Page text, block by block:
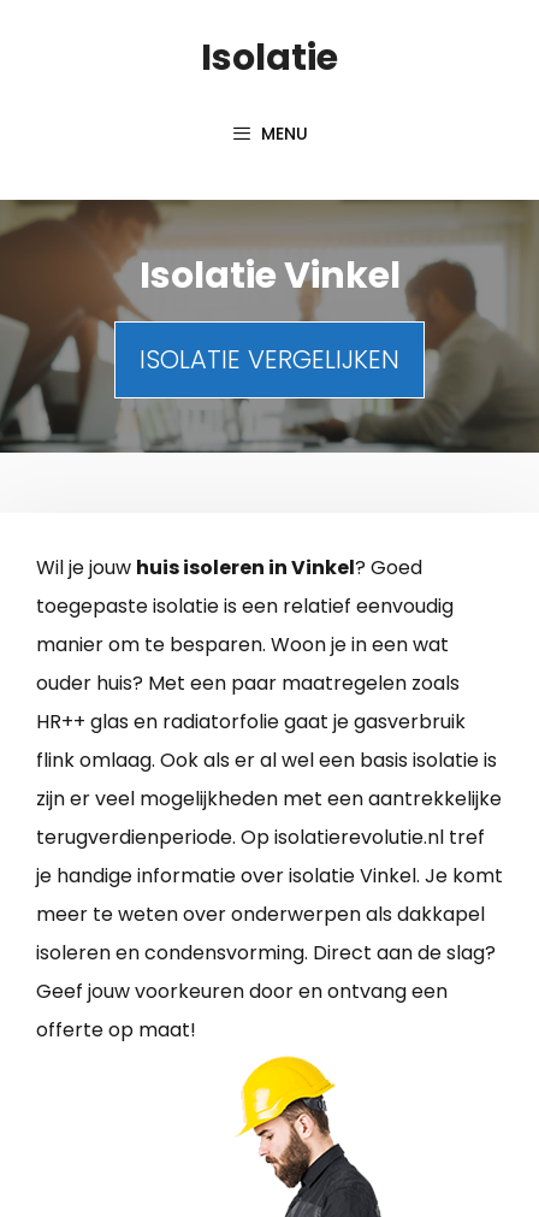
Isolatie
MENU
Isolatie Vinkel
ISOLATIE VERGELIJKEN
Wil je jouw huis isoleren in Vinkel? Goed
toegepaste isolatie is een relatief eenvoudig
manier om te besparen. Woon je in een wat
ouder huis? Met een paar maatregelen zoals
HR++ glas en radiatorfolie gaat je gasverbruik
flink omlaag. Ook als er al wel een basis isolatie is
zijn er veel mogelijkheden met een aantrekkelijke
terugverdienperiode. Op isolatierevolutie.nl tref
je handige informatie over isolatie Vinkel. Je komt
meer te weten over onderwerpen als dakkapel
isoleren en condensvorming. Direct aan de slag?
Geef jouw voorkeuren door en ontvang een
offerte op maat!